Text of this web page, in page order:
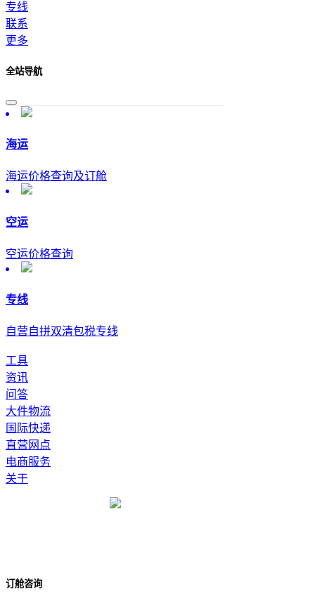
专线
联系
更多
全站导航
海运
海运价格查询及订舱
空运
空运价格查询
专线
自营自拼双清包税专线
工具
资讯
问答
大件物流
国际快递
直营网点
电商服务
关于
订舱咨询